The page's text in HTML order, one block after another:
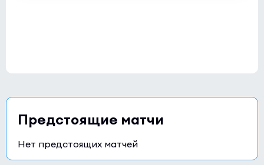
Предстоящие матчи
Нет предстоящих матчей